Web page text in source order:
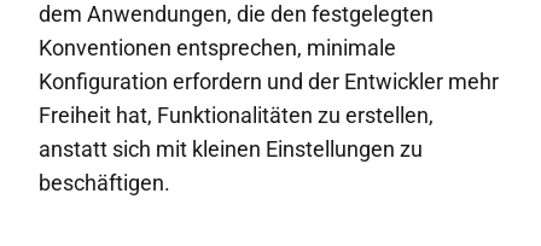
dem Anwendungen, die den festgelegten
Konventionen entsprechen, minimale
Konfiguration erfordern und der Entwickler mehr
Freiheit hat, Funktionalitäten zu erstellen,
anstatt sich mit kleinen Einstellungen zu
beschäftigen.